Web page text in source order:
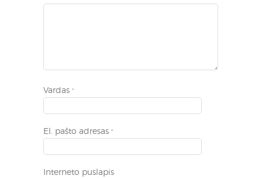
Vardas *
El. pašto adresas *
Interneto puslapis